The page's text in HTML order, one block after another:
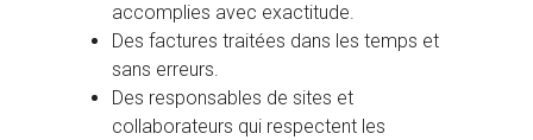
accomplies avec exactitude.
Des factures traitées dans les temps et
sans erreurs.
Des responsables de sites et
collaborateurs qui respectent les